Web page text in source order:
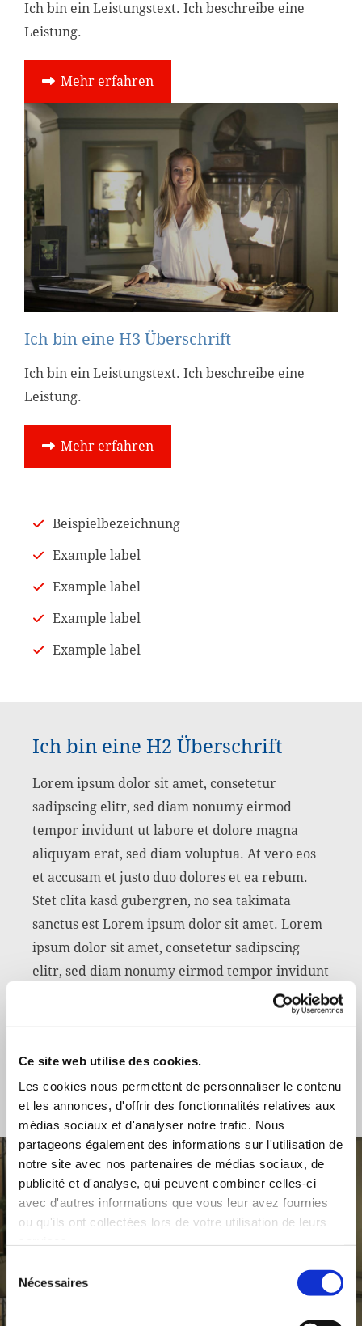
Ce site web utilise des cookies.
Les cookies nous permettent de personnaliser le contenu
et les annonces, d'offrir des fonctionnalités relatives aux
médias sociaux et d'analyser notre trafic. Nous
partageons également des informations sur l'utilisation de
notre site avec nos partenaires de médias sociaux, de
publicité et d'analyse, qui peuvent combiner celles-ci
avec d'autres informations que vous leur avez fournies
ou qu'ils ont collectées lors de votre utilisation de leurs
consentement
Nécessaires
Ich bin ein Leistungstext. Ich beschreibe eine
Leistung.
Mehr erfahren
Ich bin eine H3 Überschrift
Ich bin ein Leistungstext. Ich beschreibe eine
Leistung.
Mehr erfahren
Beispielbezeichnung
Example label
Example label
Example label
Example label
Ich bin eine H2 Überschrift
Lorem ipsum dolor sit amet, consetetur
sadipscing elitr, sed diam nonumy eirmod
tempor invidunt ut labore et dolore magna
aliquyam erat, sed diam voluptua. At vero eos
et accusam et justo duo dolores et ea rebum.
Stet clita kasd gubergren, no sea takimata
sanctus est Lorem ipsum dolor sit amet. Lorem
ipsum dolor sit amet, consetetur sadipscing
elitr, sed diam nonumy eirmod tempor invidunt
ut labore et dolore magna aliquyam erat, sed
diam voluptua. At vero eos et accusam et justo
gubergren, no sea takimata sanctus est Lorem
ipsum dolor sit amet.